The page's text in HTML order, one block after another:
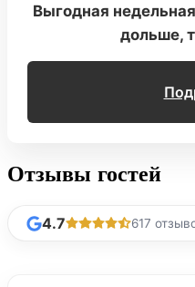
Выгодная
дольше,
Отзывы гостей
4.7 617